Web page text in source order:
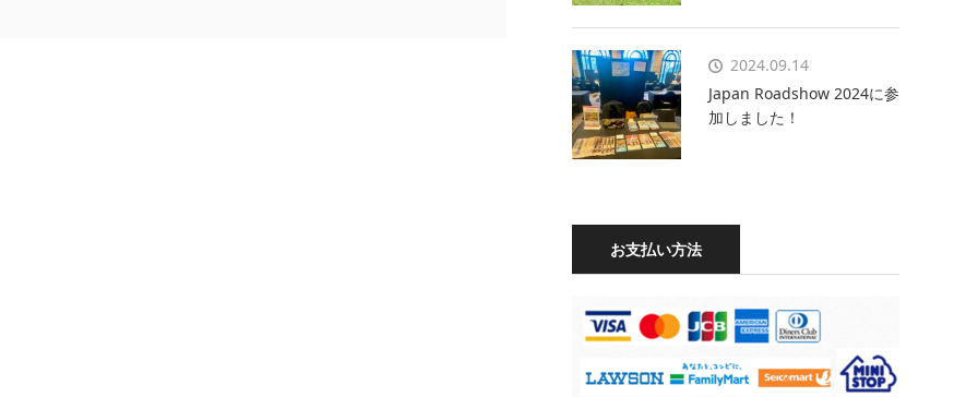
2024.09.14
Japan Roadshow 2024に参
加しました！
お支払い方法